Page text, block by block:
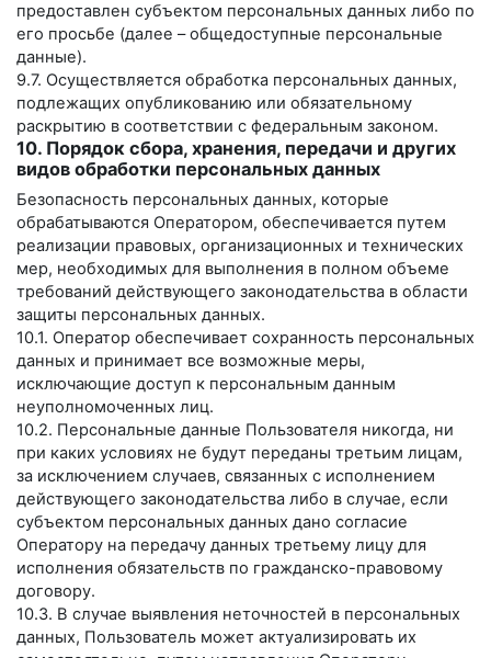
предоставлен субъектом персональных данных либо по
его просьбе (далее – общедоступные персональные
данные).
9.7. Осуществляется обработка персональных данных,
подлежащих опубликованию или обязательному
раскрытию в соответствии с федеральным законом.
10. Порядок сбора, хранения, передачи и других
видов обработки персональных данных
Безопасность персональных данных, которые
обрабатываются Оператором, обеспечивается путем
реализации правовых, организационных и технических
мер, необходимых для выполнения в полном объеме
требований действующего законодательства в области
защиты персональных данных.
10.1. Оператор обеспечивает сохранность персональных
данных и принимает все возможные меры,
исключающие доступ к персональным данным
неуполномоченных лиц.
10.2. Персональные данные Пользователя никогда, ни
при каких условиях не будут переданы третьим лицам,
за исключением случаев, связанных с исполнением
действующего законодательства либо в случае, если
субъектом персональных данных дано согласие
Оператору на передачу данных третьему лицу для
исполнения обязательств по гражданско-правовому
договору.
10.3. В случае выявления неточностей в персональных
данных, Пользователь может актуализировать их